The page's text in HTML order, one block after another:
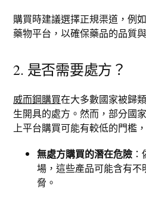
購買時建議選擇正規渠道，例
藥物平台，以確保藥品的品質
2. 是否需要處方？
威而鋼購買在大多數國家被歸
生開具的處方。然而，部分國
上平台購買可能有較低的門檻
無處方購買的潛在危險
場，這些產品可能含有
脅。